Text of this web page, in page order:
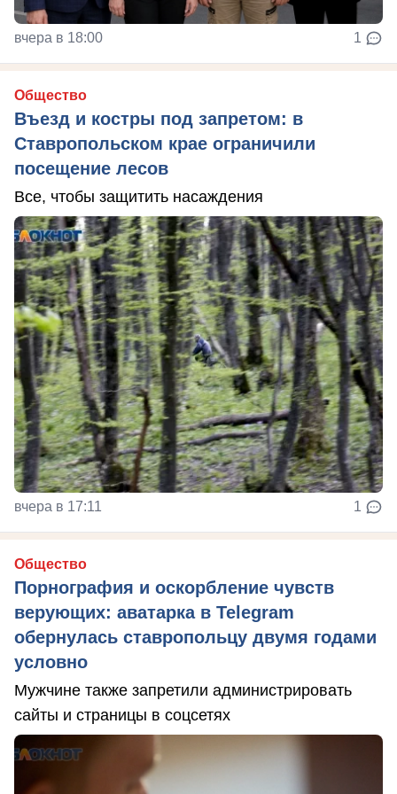
вчера в 18:00 1
Общество
Въезд и костры под запретом: в
Ставропольском крае ограничили
посещение лесов
Все, чтобы защитить насаждения
вчера в 17:11 1
Общество
Порнография и оскорбление чувств
верующих: аватарка в Telegram
обернулась ставропольцу двумя годами
условно
Мужчине также запретили администрировать
сайты и страницы в соцсетях